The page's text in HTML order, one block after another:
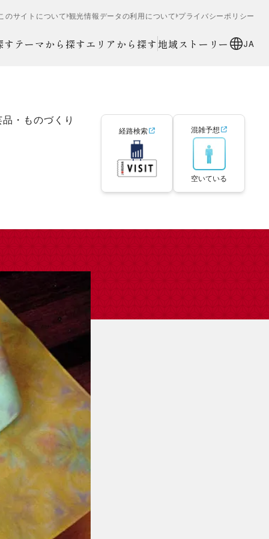
のサイトについて 観光情報データの利用について プライバシーポリシー
す テーマから探すエリアから探す 地域ストーリー JA
・ものづくり
経路検索 混雑予想
空いている